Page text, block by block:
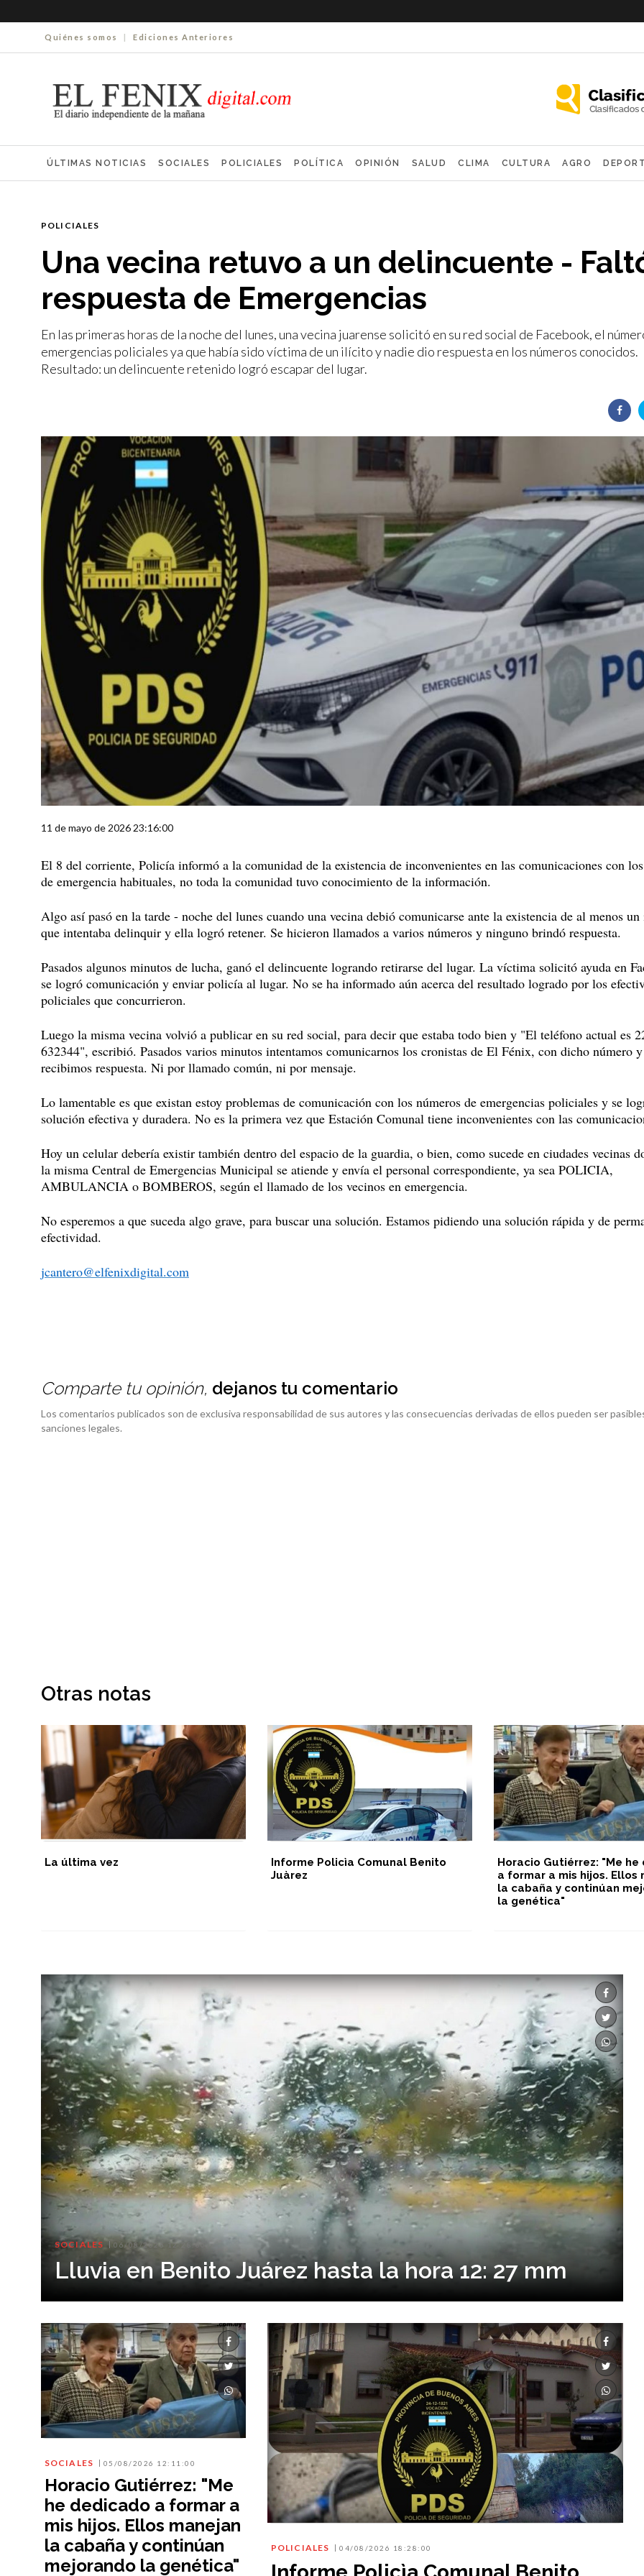
Quiénes somos | Ediciones Anteriores
ÚLTIMAS NOTICIAS SOCIALES POLICIALES POLÍTICA OPINIÓN SALUD CLIMA CULTURA AGRO
POLICIALES
Una vecina retuvo a un delincuente -
respuesta de Emergencias
En las primeras horas de la noche del lunes, una vecina juarense solicitó en su red social de Facebook, el
emergencias policiales ya que había sido víctima de un ilícito y nadie dio respuesta en los números conocidos.
Resultado: un delincuente retenido logró escapar del lugar.
11 de mayo de 2026 23:16:00
El 8 del corriente, Policía informó a la comunidad de la existencia de inconvenientes en las comunicaciones con
de emergencia habituales, no toda la comunidad tuvo conocimiento de la información.
Algo así pasó en la tarde - noche del lunes cuando una vecina debió comunicarse ante la existencia de al menos
que intentaba delinquir y ella logró retener. Se hicieron llamados a varios números y ninguno brindó respuesta.
Pasados algunos minutos de lucha, ganó el delincuente logrando retirarse del lugar. La víctima solicitó ayuda en
se logró comunicación y enviar policía al lugar. No se ha informado aún acerca del resultado logrado por los
policiales que concurrieron.
Luego la misma vecina volvió a publicar en su red social, para decir que estaba todo bien y "El teléfono actual es
632344", escribió. Pasados varios minutos intentamos comunicarnos los cronistas de El Fénix, con dicho número
recibimos respuesta. Ni por llamado común, ni por mensaje.
Lo lamentable es que existan estoy problemas de comunicación con los números de emergencias policiales y se
solución efectiva y duradera. No es la primera vez que Estación Comunal tiene inconvenientes con las
Hoy un celular debería existir también dentro del espacio de la guardia, o bien, como sucede en ciudades vecinas
la misma Central de Emergencias Municipal se atiende y envía el personal correspondiente, ya sea POLICIA,
AMBULANCIA o BOMBEROS, según el llamado de los vecinos en emergencia.
No esperemos a que suceda algo grave, para buscar una solución. Estamos pidiendo una solución rápida y de
efectividad.
jcantero@elfenixdigital.com
Comparte tu opinión, dejanos tu comentario
Los comentarios publicados son de exclusiva responsabilidad de sus autores y las consecuencias derivadas de ellos pueden ser
sanciones legales.
Otras notas
La última vez
Informe Policìa Comunal Benito
Juàrez
Horacio Gutiérrez: "Me he
a formar a mis hijos. Ellos
la cabaña y continúan
la genética"
SOCIALES 06/08/2026 12:28:00
Lluvia en Benito Juárez hasta la hora 12: 27 mm
SOCIALES 05/08/2026 12:11:00
Horacio Gutiérrez: "Me
he dedicado a formar a
mis hijos. Ellos manejan
la cabaña y continúan
mejorando la genética"
POLICIALES 04/08/2026 18:28:00